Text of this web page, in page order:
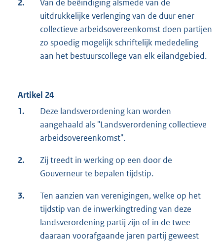
2.
Van de beëindiging alsmede van de
uitdrukkelijke verlenging van de duur ener
collectieve arbeidsovereenkomst doen partijen
zo spoedig mogelijk schriftelijk mededeling
aan het bestuurscollege van elk eilandgebied.
Artikel 24
1.
Deze landsverordening kan worden
aangehaald als "Landsverordening collectieve
arbeidsovereenkomst".
2.
Zij treedt in werking op een door de
Gouverneur te bepalen tijdstip.
3.
Ten aanzien van verenigingen, welke op het
tijdstip van de inwerkingtreding van deze
landsverordening partij zijn of in de twee
daaraan voorafgaande jaren partij geweest